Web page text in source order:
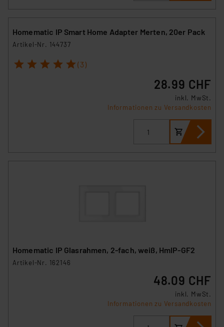
Homematic IP Smart Home Adapter Merten, 20er Pack
Artikel-Nr. 144737
1 2 3 4 5 (3)
28.99 CHF
inkl. MwSt.
Informationen zu Versandkosten
Homematic IP Glasrahmen, 2-fach, weiß, HmIP-GF2
Artikel-Nr. 162146
48.09 CHF
inkl. MwSt.
Informationen zu Versandkosten